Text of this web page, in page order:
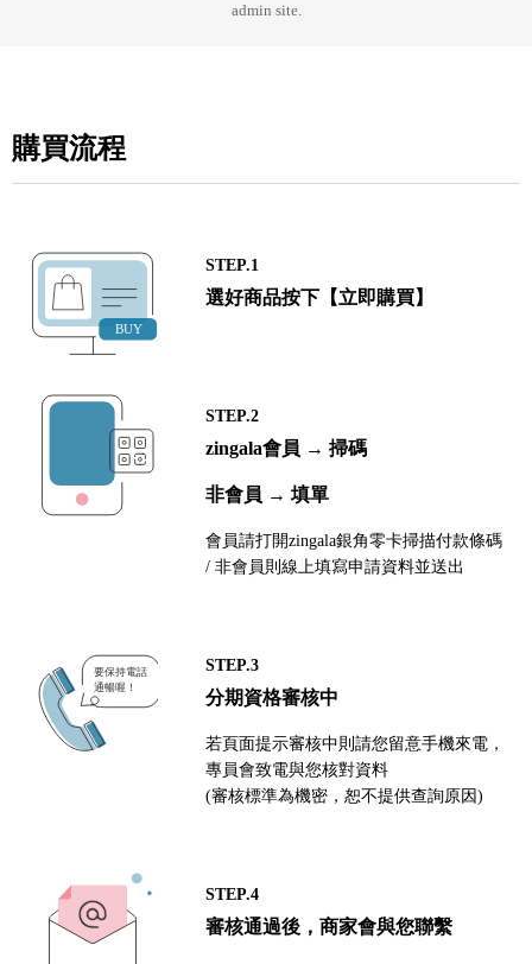
admin site.
購買流程
STEP.1
選好商品按下【立即購買】
STEP.2
zingala會員 → 掃碼
非會員 → 填單
會員請打開zingala銀角零卡掃描付款條碼
/ 非會員則線上填寫申請資料並送出
STEP.3
分期資格審核中
若頁面提示審核中則請您留意手機來電，
專員會致電與您核對資料
(審核標準為機密，恕不提供查詢原因)
STEP.4
審核通過後，商家會與您聯繫